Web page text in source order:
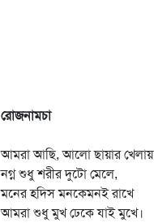
রোজনামচা
আমরা আছি, আলো ছায়ার খেলায়
নগ্ন শুধু শরীর দুটো মেলে,
মনের হদিস মনকেমনই রাখে
আমরা শুধু মুখ ঢেকে যাই মুখে।